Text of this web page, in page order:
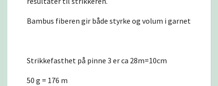
Bambus fiberen gir både styrke og volum i garnet
Strikkefasthet på pinne 3 er ca 28m=10cm
50 g = 176 m